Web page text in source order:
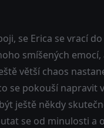
se Erica se vrací
smíšených
větší chaos
se pokouší napravit
ještě někdy
se od minulosti a